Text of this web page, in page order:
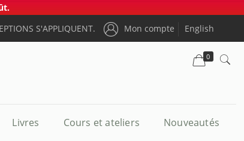
S'APPLIQUENT.
Mon compte English
Livres Cours et ateliers Nouveautés
0